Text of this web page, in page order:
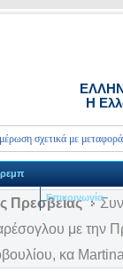
Η
σχετικά με μεταφορά
Επικοινωνία
Πρεσβείας
με την
κα